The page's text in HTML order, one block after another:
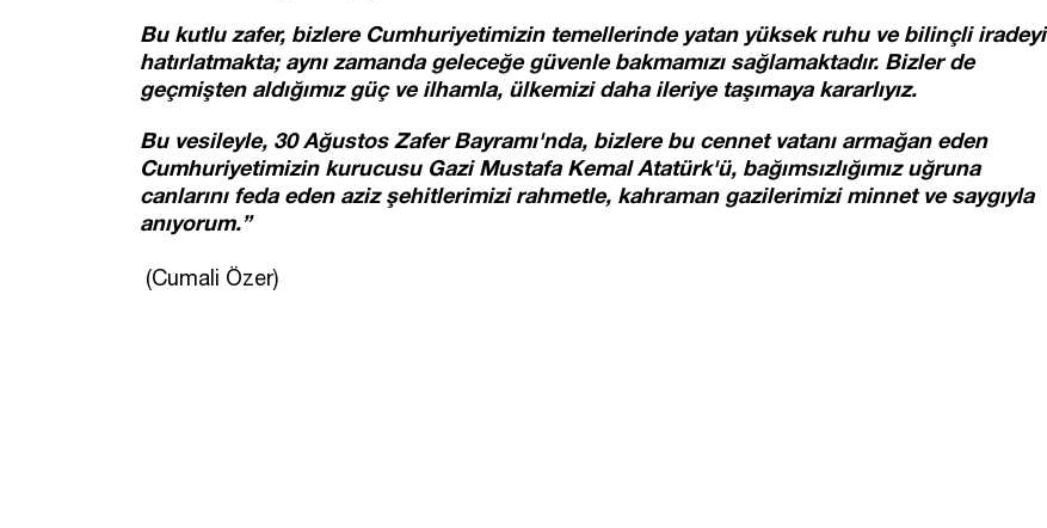
Bu kutlu zafer, bizlere Cumhuriyetimizin temellerinde yatan yüksek ruhu ve bilinçli iradeyi
hatırlatmakta; aynı zamanda geleceğe güvenle bakmamızı sağlamaktadır. Bizler de
geçmişten aldığımız güç ve ilhamla, ülkemizi daha ileriye taşımaya kararlıyız.
Bu vesileyle, 30 Ağustos Zafer Bayramı'nda, bizlere bu cennet vatanı armağan eden
Cumhuriyetimizin kurucusu Gazi Mustafa Kemal Atatürk'ü, bağımsızlığımız uğruna
canlarını feda eden aziz şehitlerimizi rahmetle, kahraman gazilerimizi minnet ve saygıyla
anıyorum.”
(Cumali Özer)